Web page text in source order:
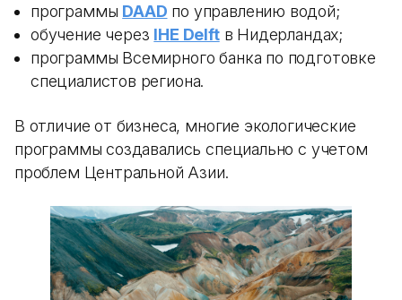
программы DAAD по управлению водой;
обучение через IHE Delftв Нидерландах;
программы Всемирного банка по подготовке
специалистов региона.
В отличие от бизнеса, многие экологические
программы создавались специально с учетом
проблем Центральной Азии.